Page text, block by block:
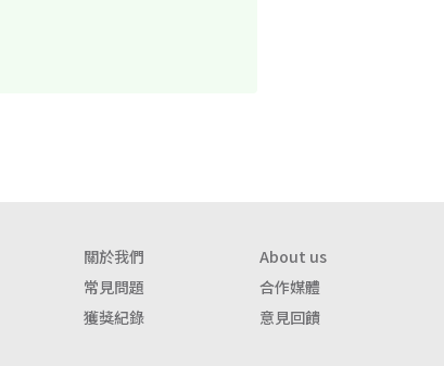
關於我們
About us
常見問題
合作媒體
獲獎紀錄 意見回饋